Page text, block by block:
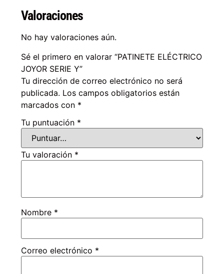
Valoraciones
No hay valoraciones aún.
Sé el primero en valorar “PATINETE ELÉCTRICO
JOYOR SERIE Y”
Tu dirección de correo electrónico no será
publicada. Los campos obligatorios están
marcados con *
Tu puntuación *
Tu valoración *
Nombre *
Correo electrónico *